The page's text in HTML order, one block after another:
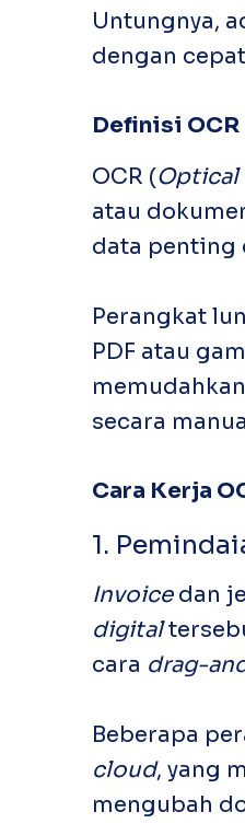
Untungnya,
dengan
Definisi OCR
OCR (Optical
atau
data penting
Perangkat
PDF atau
secara
Cara Kerja
1.
Invoice dan
digital
cara drag-
Beberapa
cloud, yang
mengubah